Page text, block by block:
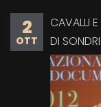
2
OTT
CAVALLI
DI